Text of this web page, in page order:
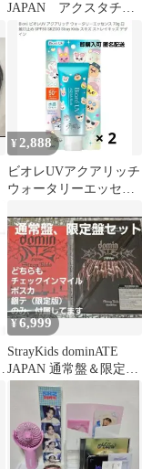
JAPAN アクスタチャ
ーム スンミン
¥ 2,888
ビオレUVアクアリッチ
ウォータリーエッセン
花王
¥6,999
StrayKids dominATE
JAPAN 通常盤＆限定盤
2種セット